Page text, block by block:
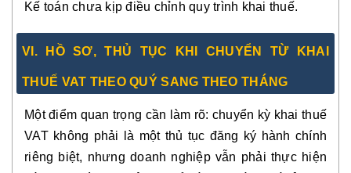
Kế toán chưa kịp điều chỉnh quy trình khai thuế.
VI. HỒ SƠ, THỦ TỤC KHI CHUYỂN TỪ KHAI
THUẾ VAT THEO QUÝ SANG THEO THÁNG
Một điểm quan trọng cần làm rõ: chuyển kỳ khai thuế
VAT không phải là một thủ tục đăng ký hành chính
riêng biệt, nhưng doanh nghiệp vẫn phải thực hiện